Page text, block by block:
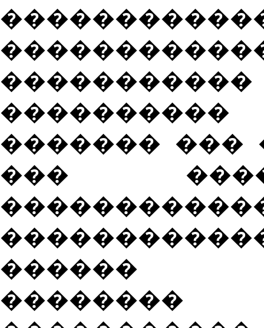
������� ���
���
������